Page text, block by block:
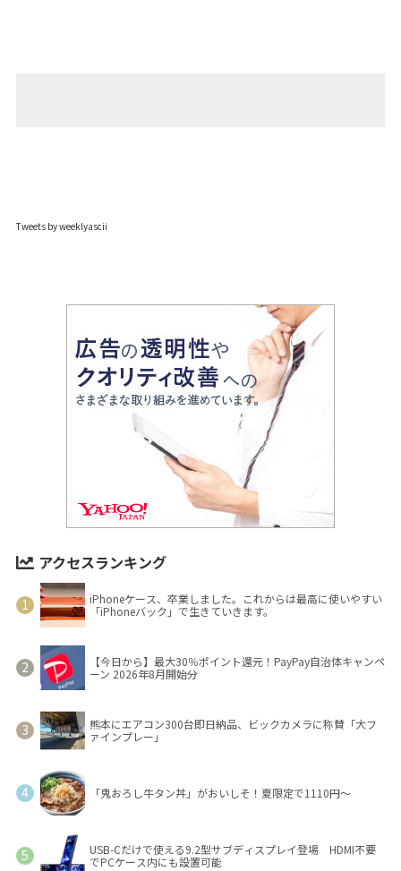
Tweets by weeklyascii
アクセスランキング
iPhoneケース、卒業しました。これからは最高に使いやすい
「iPhoneバック」で生きていきます。
【今日から】最大30％ポイント還元！PayPay自治体キャンペ
ーン 2026年8月開始分
熊本にエアコン300台即日納品、ビックカメラに称賛「大フ
ァインプレー」
「鬼おろし牛タン丼」がおいしそ！夏限定で1110円～
USB-Cだけで使える9.2型サブディスプレイ登場 HDMI不要
でPCケース内にも設置可能